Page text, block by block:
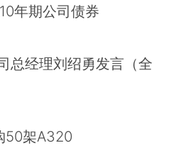
年期公司债券
总经理刘绍勇发言（全
50架A320